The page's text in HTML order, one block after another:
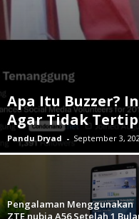
Apa Itu Buzzer?
Agar Tidak
Pandu Dryad - September 3,
Pengalaman Menggunakan
ZTE nubia A56 Setelah 1